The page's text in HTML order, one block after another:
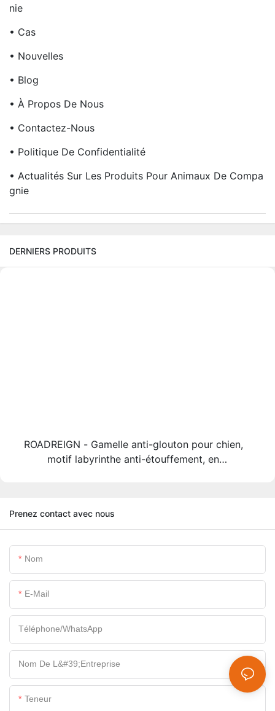
Nie
• Cas
• Nouvelles
• Blog
• À Propos De Nous
• Contactez-Nous
• Politique De Confidentialité
• Actualités Sur Les Produits Pour Animaux De Compa
Gnie
DERNIERS PRODUITS
ROADREIGN - Gamelle anti-glouton pour chien,
motif labyrinthe anti-étouffement, en
Prenez contact avec nous
Nom
E-Mail
Téléphone/WhatsApp
Nom De L&#39;entreprise
Teneur